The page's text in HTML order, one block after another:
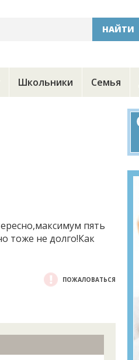
НАЙТИ
Школьники Семья
пять
тоже не долго!Как
ПОЖАЛОВАТЬСЯ